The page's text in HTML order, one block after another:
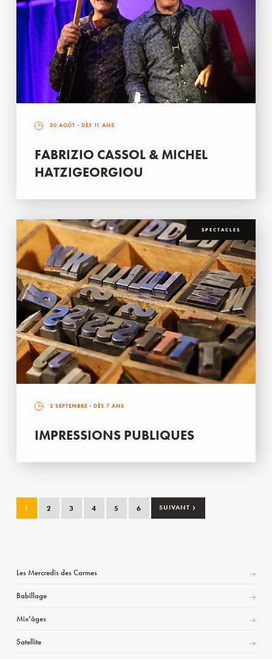
30 AOÛT - DÈS 11 ANS
FABRIZIO CASSOL & MICHEL
HATZIGEORGIOU
SPECTACLES
2 SEPTEMBRE - DÈS 7 ANS
IMPRESSIONS PUBLIQUES
1 2 3 4 5 6 SUIVANT ›
Les Mercredis des Carmes
Babillage
Mix’âges
Satellite